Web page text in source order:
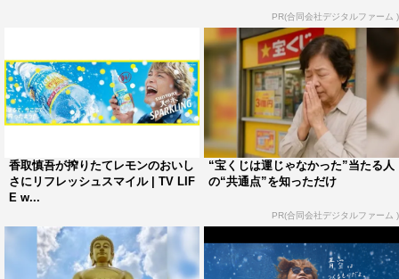
今回解禁されたWEB動画では、2005年頃の大ヒットソン
グ「マツケンサンバII」が、15年ぶりに「レモスパサン
バ」として替え歌で復活。「レモスパッといきましょ
う！」のメッセージを体現するような底抜けに明るい歌詞
とメロディーを、香取自身が力強く歌い、視聴者にポジテ
ィブな爽快感を届けていく。
PR(合同会社デジタルファーム )
香取慎吾が搾りたてレモンのおいし
さにリフレッシュスマイル | TV LIF
E w...
“宝くじは運じゃなかった”当たる人
の“共通点”を知っただけ
PR(合同会社デジタルファーム )